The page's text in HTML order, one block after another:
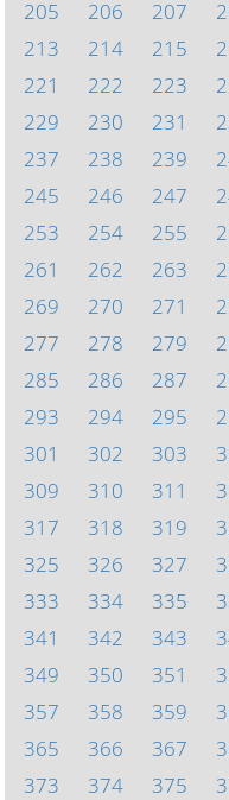
205 206 207
213
214 215
221
222 223
229
230 231
237
238 239
245
246 247
253
254 255
261
262 263
269
270 271
277
278 279
285
286 287
293
294 295
301
302 303
309
310 311
317
318 319
325
326 327
333
334 335
341
342 343
349
350 351
357
358 359
365
366 367
373
374 375